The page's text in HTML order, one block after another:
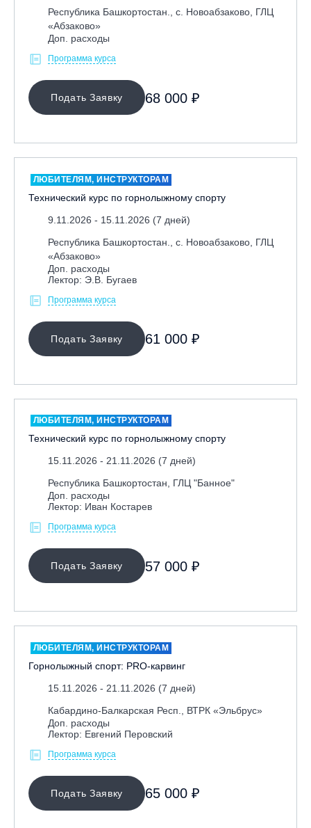
Республика Башкортостан., с. Новоабзаково, ГЛЦ
«Абзаково»
Доп. расходы
Программа курса
Подать Заявку 68 000 ₽
ЛЮБИТЕЛЯМ, ИНСТРУКТОРАМ
Технический курс по горнолыжному спорту
9.11.2026 - 15.11.2026 (7 дней)
Республика Башкортостан., с. Новоабзаково, ГЛЦ
«Абзаково»
Доп. расходы
Лектор: Э.В. Бугаев
Программа курса
Подать Заявку 61 000 ₽
ЛЮБИТЕЛЯМ, ИНСТРУКТОРАМ
Технический курс по горнолыжному спорту
15.11.2026 - 21.11.2026 (7 дней)
Республика Башкортостан, ГЛЦ "Банное"
Доп. расходы
Лектор: Иван Костарев
Программа курса
Подать Заявку 57 000 ₽
ЛЮБИТЕЛЯМ, ИНСТРУКТОРАМ
Горнолыжный спорт: PRO-карвинг
15.11.2026 - 21.11.2026 (7 дней)
Кабардино-Балкарская Респ., ВТРК «Эльбрус»
Доп. расходы
Лектор: Евгений Перовский
Программа курса
Подать Заявку 65 000 ₽